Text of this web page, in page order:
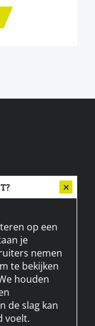
op een
je
nemen
te bekijken
houden
de slag kan
voelt.